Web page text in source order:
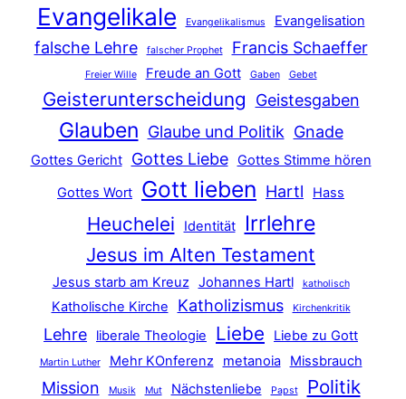
Evangelikale Evangelikalismus Evangelisation
falsche Lehre falscher Prophet Francis Schaeffer
Freier Wille Freude an Gott Gaben Gebet
Geisterunterscheidung Geistesgaben
Glauben Glaube und Politik Gnade
Gottes Gericht Gottes Liebe Gottes Stimme hören
Gottes Wort
Gott lieben Hartl Hass
Heuchelei Identität Irrlehre
Jesus im Alten Testament
Jesus starb am Kreuz Johannes Hartl katholisch
Katholische Kirche Katholizismus Kirchenkritik
Lehre liberale Theologie Liebe Liebe zu Gott
Martin Luther Mehr KOnferenz metanoia Missbrauch
Mission Musik Mut Nächstenliebe Papst Politik